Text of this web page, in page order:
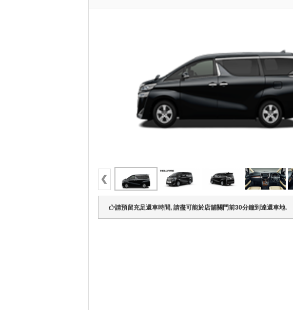
請預留充足還車時間, 請盡可能於店舖關門前30分鐘到達還車地.